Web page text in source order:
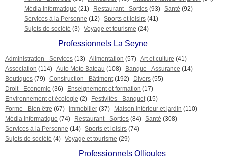
Média Informatique (21) Restaurant - Sorties (93) Santé (92)
Services à la Personne (12) Sports et loisirs (41)
Sujets de société (3) Voyage et tourisme (24)
Professionnels La Seyne
Administration - Services (13) Alimentation (57) Art et culture (41)
Association (114) Auto Moto Bateau (108) Banque - Assurance (14)
Boutiques (79) Construction - Bâtiment (192) Divers (55)
Droit - Economie (36) Enseignement et formation (17)
Environnement et écologie (2) Festivités - Banquet (15)
Forme - Bien être (67) Immobilier (37) Maison intérieur et jardin (110)
Média Informatique (74) Restaurant - Sorties (84) Santé (308)
Services à la Personne (14) Sports et loisirs (74)
Sujets de société (4) Voyage et tourisme (29)
Professionnels Ollioules